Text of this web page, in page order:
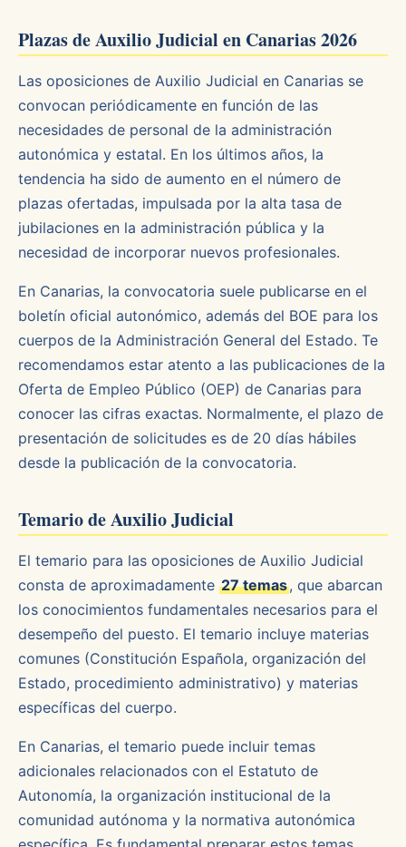
Plazas de Auxilio Judicial en Canarias 2026
Las oposiciones de Auxilio Judicial en Canarias se
convocan periódicamente en función de las
necesidades de personal de la administración
autonómica y estatal. En los últimos años, la
tendencia ha sido de aumento en el número de
plazas ofertadas, impulsada por la alta tasa de
jubilaciones en la administración pública y la
necesidad de incorporar nuevos profesionales.
En Canarias, la convocatoria suele publicarse en el
boletín oficial autonómico, además del BOE para los
cuerpos de la Administración General del Estado. Te
recomendamos estar atento a las publicaciones de la
Oferta de Empleo Público (OEP) de Canarias para
conocer las cifras exactas. Normalmente, el plazo de
presentación de solicitudes es de 20 días hábiles
desde la publicación de la convocatoria.
Temario de Auxilio Judicial
El temario para las oposiciones de Auxilio Judicial
consta de aproximadamente 27 temas, que abarcan
los conocimientos fundamentales necesarios para el
desempeño del puesto. El temario incluye materias
comunes (Constitución Española, organización del
Estado, procedimiento administrativo) y materias
específicas del cuerpo.
En Canarias, el temario puede incluir temas
adicionales relacionados con el Estatuto de
Autonomía, la organización institucional de la
comunidad autónoma y la normativa autonómica